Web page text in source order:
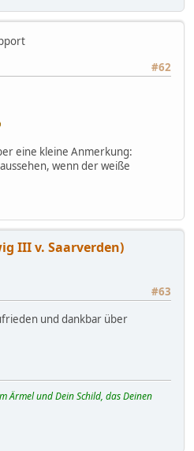
#62
eine kleine Anmerkung:
wenn der weiße
III v. Saarverden)
#63
und dankbar über
Ärmel und Dein Schild, das Deinen